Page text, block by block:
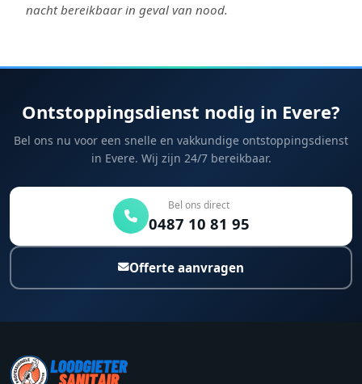
nacht bereikbaar in geval van nood.
Ontstoppingsdienst nodig in Evere?
Bel ons nu voor een snelle en vakkundige ontstoppingsdienst
in Evere. Wij zijn 24/7 bereikbaar.
Bel ons direct
0487 10 81 95
Offerte aanvragen